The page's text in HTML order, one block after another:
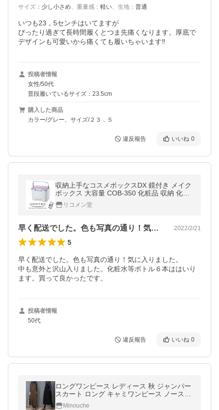
サイズ ： 少し小さめ、 重量感 ： 軽い、 生地 ： 普通
いつも23，5センチはいてますが
ぴったり過ぎて長時間履くとつま先痛くなります。厚底で
デザインも可愛いから痛くても履いちゃいます‼️
投稿者情報
女性/50代
普段履いているサイズ：23.5cm
購入した商品
カラー/グレー、サイズ/２３．５
違反報告 いいね 0
収納上手なコスメボックスDX 鏡付き メイク
ボックス 大容量 COB-350 化粧品 収納 化粧
箱 鏡 ミラー付き コスメボックス MIクリエ
ーションズ イモタニ プレゼント
リコメン堂
早く配送でした。色も写真の通り！気に入… 2022/2/21
5
早く配送でした。色も写真の通り！気に入りました。
中も意外と沢山入りました。化粧水等ボトル６本ははいり
ます。買って良かったです。
投稿者情報
50代
違反報告 いいね 0
ロングワンピース レディース 秋 ジャンパー
スカート ロング キャミワンピース ノースリ
ーブ ジャンスカ 大きいサイズ ゆったり 体型
Minouche